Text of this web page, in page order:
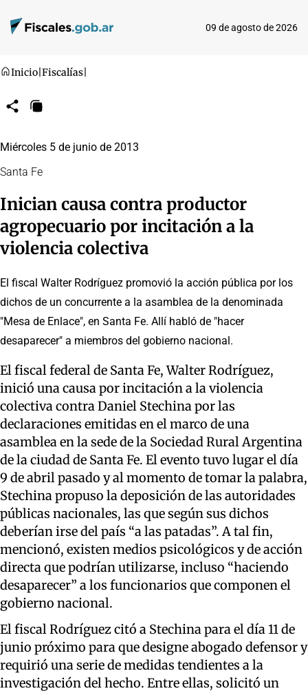
09 de agosto de 2026
Inicio Fiscalías
CompartirCopiar
Miércoles 5 de junio de 2013
Santa Fe
Inician causa contra productor
agropecuario por incitación a la
violencia colectiva
El fiscal Walter Rodríguez promovió la acción pública por los
dichos de un concurrente a la asamblea de la denominada
"Mesa de Enlace", en Santa Fe. Allí habló de "hacer
desaparecer" a miembros del gobierno nacional.
El fiscal federal de Santa Fe, Walter Rodríguez,
inició una causa por incitación a la violencia
colectiva contra Daniel Stechina por las
declaraciones emitidas en el marco de una
asamblea en la sede de la Sociedad Rural Argentina
de la ciudad de Santa Fe. El evento tuvo lugar el día
9 de abril pasado y al momento de tomar la palabra,
Stechina propuso la deposición de las autoridades
públicas nacionales, las que según sus dichos
deberían irse del país “a las patadas”. A tal fin,
mencionó, existen medios psicológicos y de acción
directa que podrían utilizarse, incluso “haciendo
desaparecer” a los funcionarios que componen el
gobierno nacional.
El fiscal Rodríguez citó a Stechina para el día 11 de
junio próximo para que designe abogado defensor y
requirió una serie de medidas tendientes a la
investigación del hecho. Entre ellas, solicitó un